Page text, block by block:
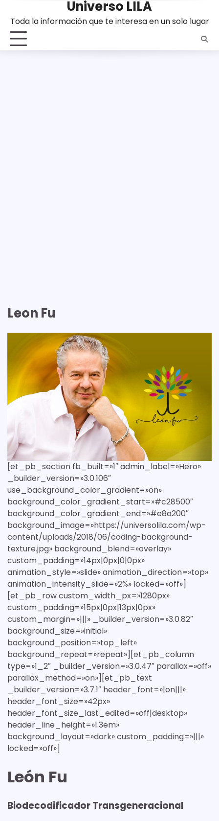
contenido
Universo LILA
Toda la información que te interesa en un solo lugar
Leon Fu
[et_pb_section fb_built=»1″ admin_label=»Hero»
_builder_version=»3.0.106″
use_background_color_gradient=»on»
background_color_gradient_start=»#c28500″
background_color_gradient_end=»#e8a200″
background_image=»https://universolila.com/wp-
content/uploads/2018/06/coding-background-
texture.jpg» background_blend=»overlay»
custom_padding=»14px|0px|0|0px»
animation_style=»slide» animation_direction=»top»
animation_intensity_slide=»2%» locked=»off»]
[et_pb_row custom_width_px=»1280px»
custom_padding=»15px|0px|13px|0px»
custom_margin=»|||» _builder_version=»3.0.82″
background_size=»initial»
background_position=»top_left»
background_repeat=»repeat»][et_pb_column
type=»1_2″ _builder_version=»3.0.47″ parallax=»off»
parallax_method=»on»][et_pb_text
_builder_version=»3.7.1″ header_font=»|on|||»
header_font_size=»42px»
header_font_size_last_edited=»off|desktop»
header_line_height=»1.3em»
background_layout=»dark» custom_padding=»|||»
locked=»off»]
León Fu
Biodecodificador Transgeneracional